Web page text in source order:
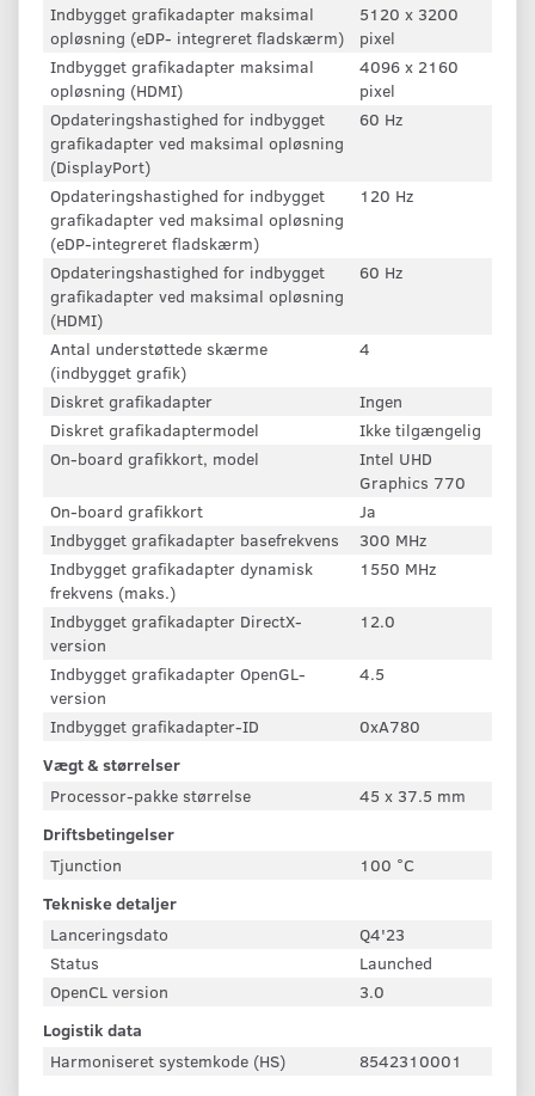
Indbygget grafikadapter maksimal
opløsning (eDP- integreret fladskærm)
5120 x 3200
pixel
Indbygget grafikadapter maksimal
opløsning (HDMI)
4096 x 2160
pixel
Opdateringshastighed for indbygget
grafikadapter ved maksimal opløsning
(DisplayPort)
60 Hz
Opdateringshastighed for indbygget
grafikadapter ved maksimal opløsning
(eDP-integreret fladskærm)
120 Hz
Opdateringshastighed for indbygget
grafikadapter ved maksimal opløsning
(HDMI)
60 Hz
Antal understøttede skærme
(indbygget grafik)
4
Diskret grafikadapter
Ingen
Diskret grafikadaptermodel
Ikke tilgængelig
On-board grafikkort, model
Intel UHD
Graphics 770
On-board grafikkort
Ja
Indbygget grafikadapter basefrekvens
300 MHz
Indbygget grafikadapter dynamisk
frekvens (maks.)
1550 MHz
Indbygget grafikadapter DirectX-
version
12.0
Indbygget grafikadapter OpenGL-
version
4.5
Indbygget grafikadapter-ID
0xA780
Vægt & størrelser
Processor-pakke størrelse
45 x 37.5 mm
Driftsbetingelser
Tjunction
100 °C
Tekniske detaljer
Lanceringsdato
Q4'23
Status
Launched
OpenCL version
3.0
Logistik data
Harmoniseret systemkode (HS)
8542310001